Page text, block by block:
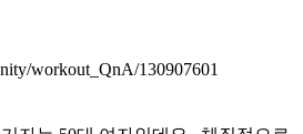
workout_QnA/130907601